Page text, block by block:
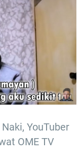
YouTuber
OME TV